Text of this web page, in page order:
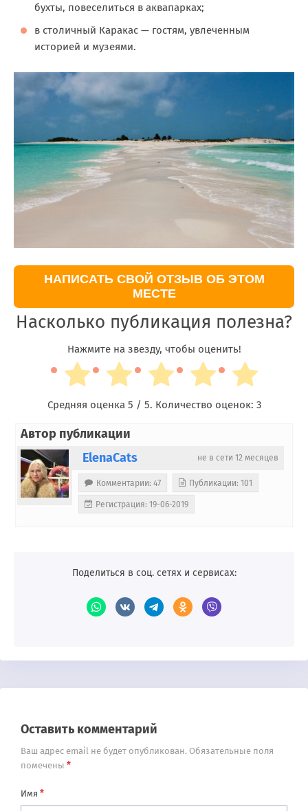
бухты, повеселиться в аквапарках;
в столичный Каракас — гостям, увлеченным
историей и музеями.
НАПИСАТЬ СВОЙ ОТЗЫВ ОБ ЭТОМ
МЕСТЕ
Насколько публикация полезна?
Нажмите на звезду, чтобы оценить!
Средняя оценка 5 / 5. Количество оценок: 3
Автор публикации
не в сети 12 месяцев
ElenaCats
Комментарии: 47 Публикации: 101
Регистрация: 19-06-2019
Поделиться в соц. сетях и сервисах:
Оставить комментарий
Ваш адрес email не будет опубликован. Обязательные поля
помечены *
Имя *